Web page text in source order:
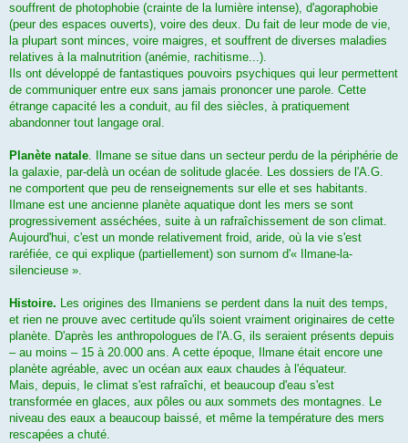
souffrent de photophobie (crainte de la lumière intense), d'agoraphobie
(peur des espaces ouverts), voire des deux. Du fait de leur mode de vie,
la plupart sont minces, voire maigres, et souffrent de diverses maladies
relatives à la malnutrition (anémie, rachitisme...).
Ils ont développé de fantastiques pouvoirs psychiques qui leur permettent
de communiquer entre eux sans jamais prononcer une parole. Cette
étrange capacité les a conduit, au fil des siècles, à pratiquement
abandonner tout langage oral.
Planète natale. Ilmane se situe dans un secteur perdu de la périphérie de
la galaxie, par-delà un océan de solitude glacée. Les dossiers de l'A.G.
ne comportent que peu de renseignements sur elle et ses habitants.
Ilmane est une ancienne planète aquatique dont les mers se sont
progressivement asséchées, suite à un rafraîchissement de son climat.
Aujourd'hui, c'est un monde relativement froid, aride, où la vie s'est
raréfiée, ce qui explique (partiellement) son surnom d'« Ilmane-la-
silencieuse ».
Histoire. Les origines des Ilmaniens se perdent dans la nuit des temps,
et rien ne prouve avec certitude qu'ils soient vraiment originaires de cette
planète. D'après les anthropologues de l'A.G, ils seraient présents depuis
– au moins – 15 à 20.000 ans. A cette époque, Ilmane était encore une
planète agréable, avec un océan aux eaux chaudes à l'équateur.
Mais, depuis, le climat s'est rafraîchi, et beaucoup d'eau s'est
transformée en glaces, aux pôles ou aux sommets des montagnes. Le
niveau des eaux a beaucoup baissé, et même la température des mers
rescapées a chuté.